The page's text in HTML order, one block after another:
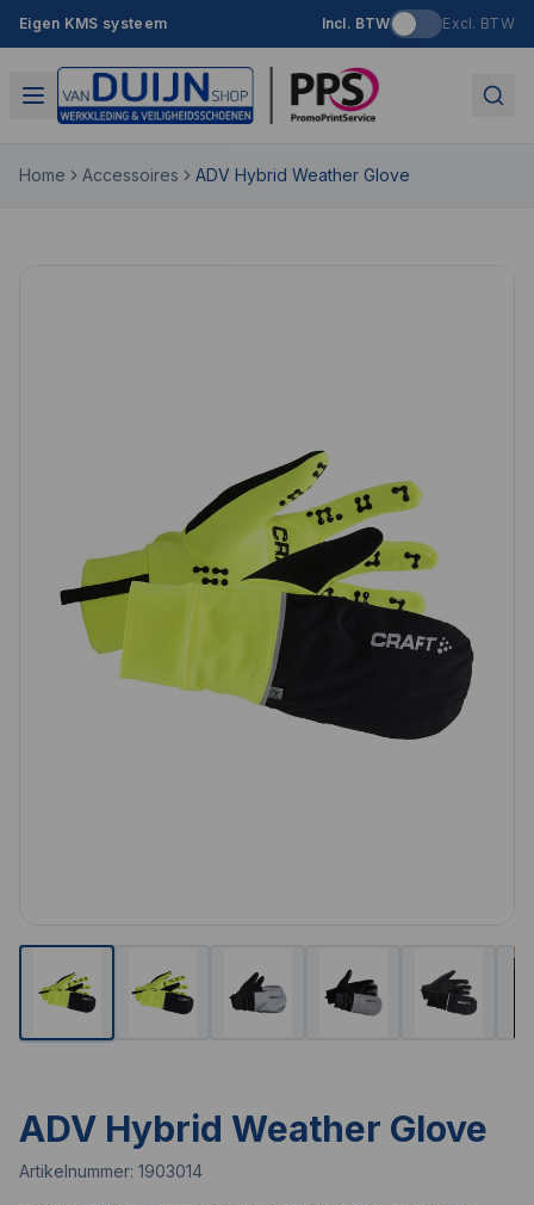
Eigen KMS systeem Incl. BTW Excl. BTW
Home Accessoires ADV Hybrid Weather Glove
ADV Hybrid Weather Glove
Artikelnummer: 1903014